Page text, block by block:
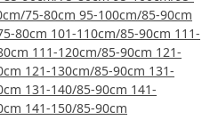
75-80cm 95-100cm/85-90cm
80cm 101-110cm/85-90cm 111-
111-120cm/85-90cm 121-
121-130cm/85-90cm 131-
131-140/85-90cm 141-
141-150/85-90cm